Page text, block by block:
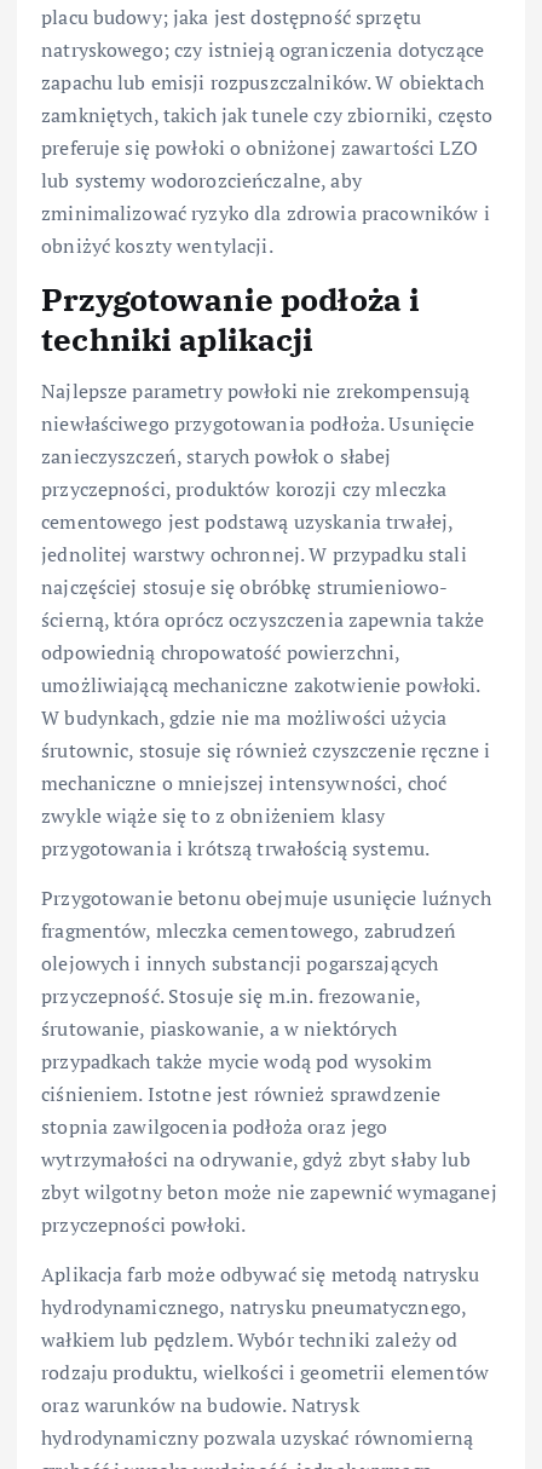
placu budowy; jaka jest dostępność sprzętu
natryskowego; czy istnieją ograniczenia dotyczące
zapachu lub emisji rozpuszczalników. W obiektach
zamkniętych, takich jak tunele czy zbiorniki, często
preferuje się powłoki o obniżonej zawartości LZO
lub systemy wodorozcieńczalne, aby
zminimalizować ryzyko dla zdrowia pracowników i
obniżyć koszty wentylacji.
Przygotowanie podłoża i
techniki aplikacji
Najlepsze parametry powłoki nie zrekompensują
niewłaściwego przygotowania podłoża. Usunięcie
zanieczyszczeń, starych powłok o słabej
przyczepności, produktów korozji czy mleczka
cementowego jest podstawą uzyskania trwałej,
jednolitej warstwy ochronnej. W przypadku stali
najczęściej stosuje się obróbkę strumieniowo-
ścierną, która oprócz oczyszczenia zapewnia także
odpowiednią chropowatość powierzchni,
umożliwiającą mechaniczne zakotwienie powłoki.
W budynkach, gdzie nie ma możliwości użycia
śrutownic, stosuje się również czyszczenie ręczne i
mechaniczne o mniejszej intensywności, choć
zwykle wiąże się to z obniżeniem klasy
przygotowania i krótszą trwałością systemu.
Przygotowanie betonu obejmuje usunięcie luźnych
fragmentów, mleczka cementowego, zabrudzeń
olejowych i innych substancji pogarszających
przyczepność. Stosuje się m.in. frezowanie,
śrutowanie, piaskowanie, a w niektórych
przypadkach także mycie wodą pod wysokim
ciśnieniem. Istotne jest również sprawdzenie
stopnia zawilgocenia podłoża oraz jego
wytrzymałości na odrywanie, gdyż zbyt słaby lub
zbyt wilgotny beton może nie zapewnić wymaganej
przyczepności powłoki.
Aplikacja farb może odbywać się metodą natrysku
hydrodynamicznego, natrysku pneumatycznego,
wałkiem lub pędzlem. Wybór techniki zależy od
rodzaju produktu, wielkości i geometrii elementów
oraz warunków na budowie. Natrysk
hydrodynamiczny pozwala uzyskać równomierną